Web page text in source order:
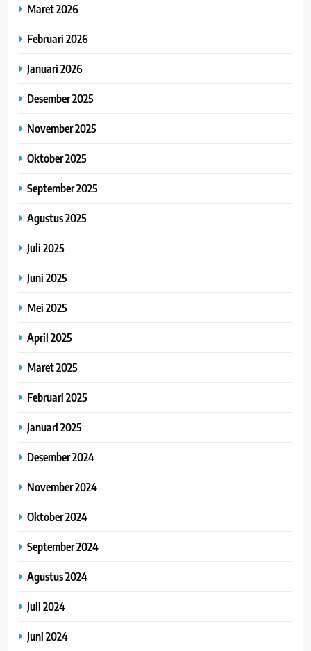
Maret 2026
Februari 2026
Januari 2026
Desember 2025
November 2025
Oktober 2025
September 2025
Agustus 2025
Juli 2025
Juni 2025
Mei 2025
April 2025
Maret 2025
Februari 2025
Januari 2025
Desember 2024
November 2024
Oktober 2024
September 2024
Agustus 2024
Juli 2024
Juni 2024